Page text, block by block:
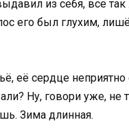
из себя, всё
его был глухим,
её сердце неприятно
Ну, говори уже,
Зима длинная.